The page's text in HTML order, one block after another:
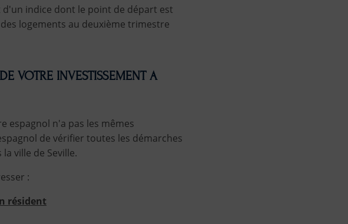
indice dont le point de départ est
logements au deuxième trimestre
VOTRE INVESTISSEMENT A
espagnol n'a pas les mêmes
de vérifier toutes les démarches
ville de Seville.
:
résident